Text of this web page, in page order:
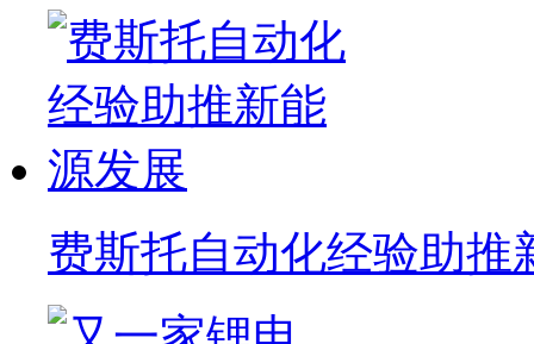
费斯托自动化经验助推